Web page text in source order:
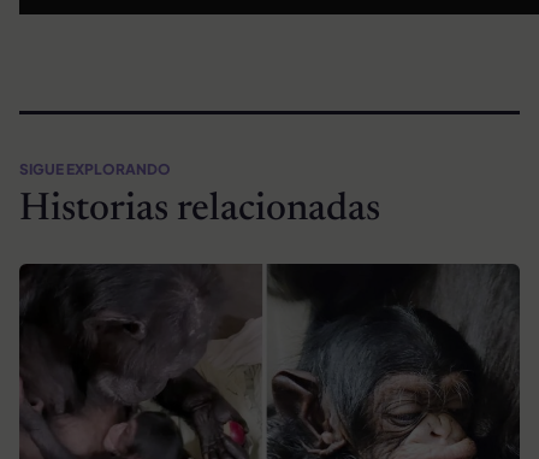
SIGUE EXPLORANDO
Historias relacionadas